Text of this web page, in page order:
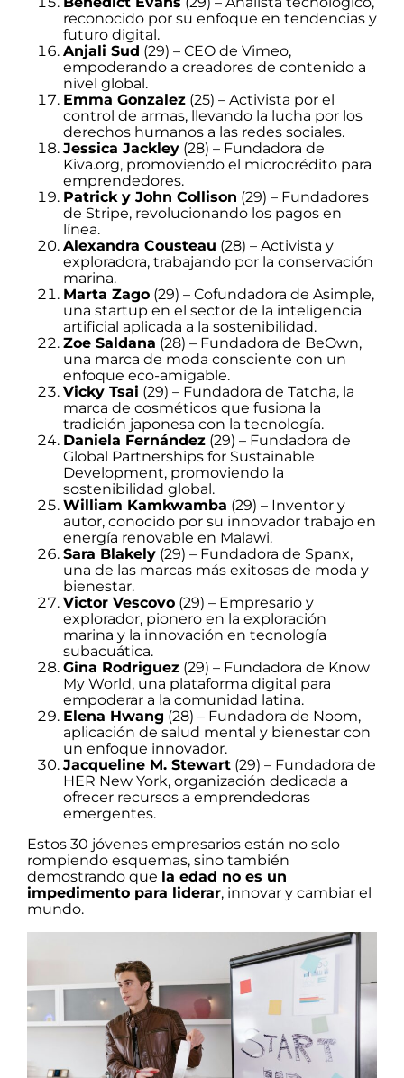
reconocido por su enfoque en tendencias y
futuro digital.
Anjali Sud (29) – CEO de Vimeo,
empoderando a creadores de contenido a
nivel global.
Emma Gonzalez (25) – Activista por el
control de armas, llevando la lucha por los
derechos humanos a las redes sociales.
Jessica Jackley (28) – Fundadora de
Kiva.org, promoviendo el microcrédito para
emprendedores.
Patrick y John Collison (29) – Fundadores
de Stripe, revolucionando los pagos en
línea.
Alexandra Cousteau (28) – Activista y
exploradora, trabajando por la conservación
marina.
Marta Zago (29) – Cofundadora de Asimple,
una startup en el sector de la inteligencia
artificial aplicada a la sostenibilidad.
Zoe Saldana (28) – Fundadora de BeOwn,
una marca de moda consciente con un
enfoque eco-amigable.
Vicky Tsai (29) – Fundadora de Tatcha, la
marca de cosméticos que fusiona la
tradición japonesa con la tecnología.
Daniela Fernández (29) – Fundadora de
Global Partnerships for Sustainable
Development, promoviendo la
sostenibilidad global.
William Kamkwamba (29) – Inventor y
autor, conocido por su innovador trabajo en
energía renovable en Malawi.
Sara Blakely (29) – Fundadora de Spanx,
una de las marcas más exitosas de moda y
bienestar.
Victor Vescovo (29) – Empresario y
explorador, pionero en la exploración
marina y la innovación en tecnología
subacuática.
Gina Rodriguez (29) – Fundadora de Know
My World, una plataforma digital para
empoderar a la comunidad latina.
Elena Hwang (28) – Fundadora de Noom,
aplicación de salud mental y bienestar con
un enfoque innovador.
Jacqueline M. Stewart (29) – Fundadora de
HER New York, organización dedicada a
ofrecer recursos a emprendedoras
emergentes.
Estos 30 jóvenes empresarios están no solo
rompiendo esquemas, sino también
demostrando que la edad no es un
impedimento para liderar, innovar y cambiar el
mundo.